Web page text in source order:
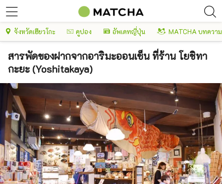
จังหวัดเฮียวโกะ คูปอง อัพเดทญี่ปุ่น MATCHA บทควา
สารพัดของฝากจากอาริมะออนเซ็น ที่ร้าน โยชิทา
กะยะ (Yoshitakaya)